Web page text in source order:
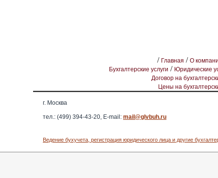
/ Главная / О
Бухгалтерские услуги / Юридические
Договор на
Цены на
г. Москва
тел.: (499) 394-43-20, E-mail: mail@glvbuh.ru
Ведение бухучета, регистрация юридического лица и другие